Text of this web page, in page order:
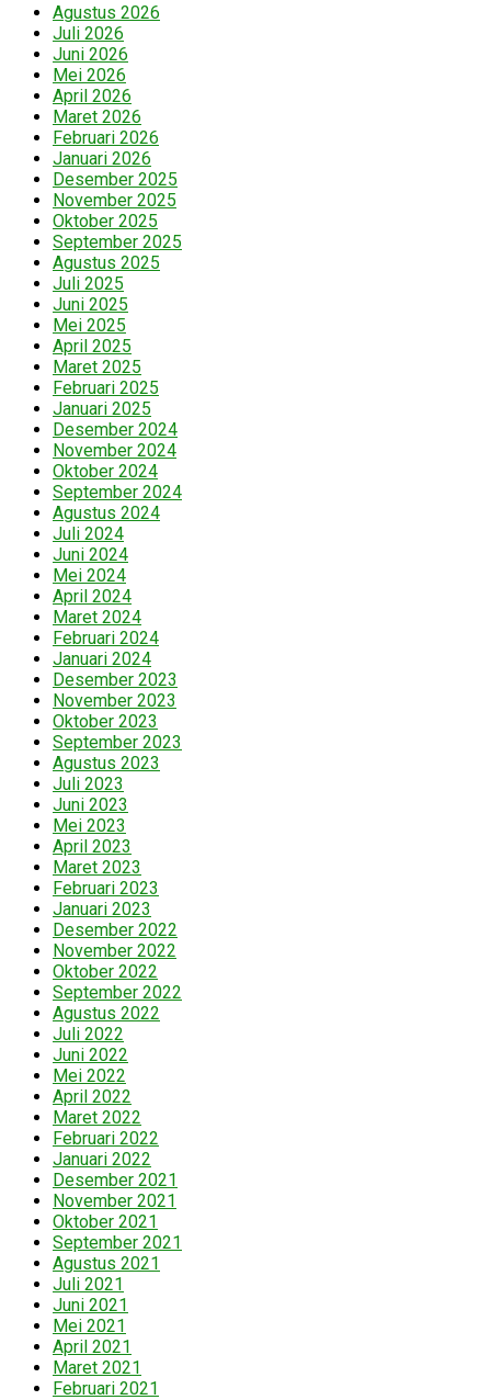
Agustus 2026
Juli 2026
Juni 2026
Mei 2026
April 2026
Maret 2026
Februari 2026
Januari 2026
Desember 2025
November 2025
Oktober 2025
September 2025
Agustus 2025
Juli 2025
Juni 2025
Mei 2025
April 2025
Maret 2025
Februari 2025
Januari 2025
Desember 2024
November 2024
Oktober 2024
September 2024
Agustus 2024
Juli 2024
Juni 2024
Mei 2024
April 2024
Maret 2024
Februari 2024
Januari 2024
Desember 2023
November 2023
Oktober 2023
September 2023
Agustus 2023
Juli 2023
Juni 2023
Mei 2023
April 2023
Maret 2023
Februari 2023
Januari 2023
Desember 2022
November 2022
Oktober 2022
September 2022
Agustus 2022
Juli 2022
Juni 2022
Mei 2022
April 2022
Maret 2022
Februari 2022
Januari 2022
Desember 2021
November 2021
Oktober 2021
September 2021
Agustus 2021
Juli 2021
Juni 2021
Mei 2021
April 2021
Maret 2021
Februari 2021